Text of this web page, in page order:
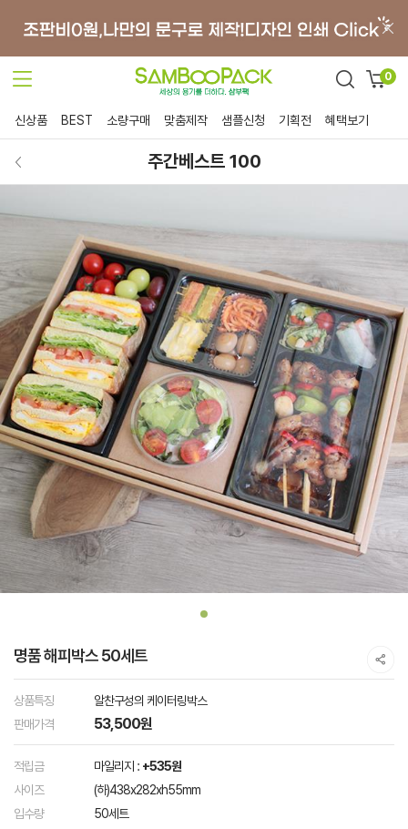
0
신상품 BEST 소량구매 맞춤제작 샘플신청 기획전 혜택보기
주간베스트 100
명품 해피박스 50세트
상품특징
알찬구성의 케이터링박스
판매가격
53,500원
적립금 마일리지 : +535원
사이즈
(하)438x282xh55mm
입수량
50세트